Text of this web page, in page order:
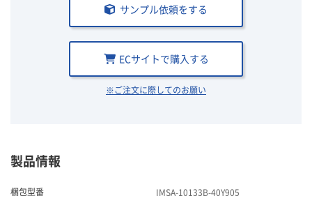
サンプル依頼をする
ECサイトで購入する
※ご注文に際してのお願い
製品情報
梱包型番 IMSA-10133B-40Y905